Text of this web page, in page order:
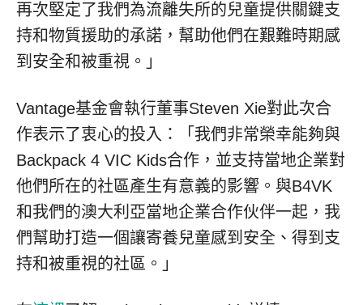
再次堅定了我們為流離失所的兒童提供關鍵支
持和物質援助的承諾，幫助他們在艱難時期感
到安全和被重視。」
Vantage基金會執行董事Steven Xie對此次合
作表示了衷心的投入：「我們非常榮幸能夠與
Backpack 4 VIC Kids合作，並支持當地企業對
他們所在的社區產生有意義的影響。與B4VK
和我們的澳大利亞當地企業合作伙伴一起，我
們幫助打造一個讓寄養兒童感到安全、得到支
持和被重視的社區。」